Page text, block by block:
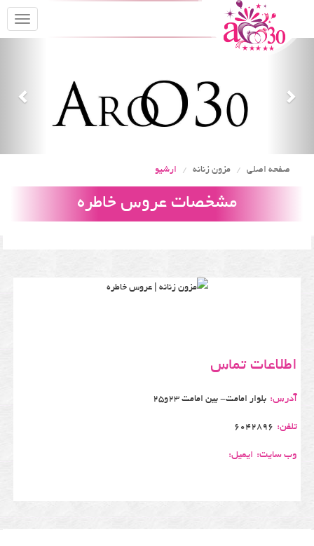
صفحه اصلی مزون زنانه ارشیو
مشخصات عروس خاطره
اطلاعات تماس
آدرس: بلوار امامت- بین امامت 23و25
تلفن: 6042896
وب سایت: ایمیل: